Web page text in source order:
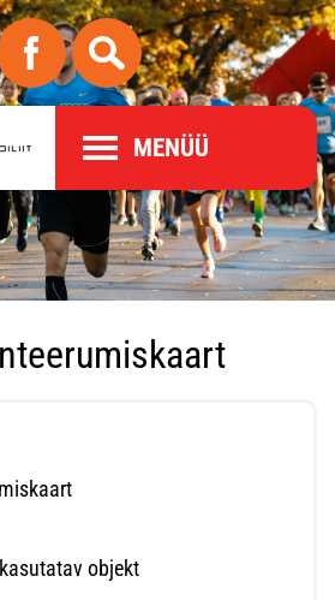
MENÜÜ
objekt